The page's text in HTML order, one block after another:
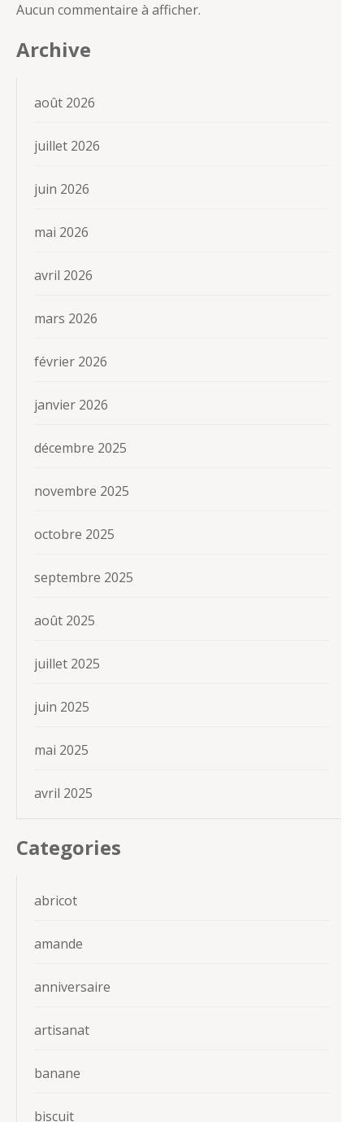
Aucun commentaire à afficher.
Archive
août 2026
juillet 2026
juin 2026
mai 2026
avril 2026
mars 2026
février 2026
janvier 2026
décembre 2025
novembre 2025
octobre 2025
septembre 2025
août 2025
juillet 2025
juin 2025
mai 2025
avril 2025
Categories
abricot
amande
anniversaire
artisanat
banane
biscuit